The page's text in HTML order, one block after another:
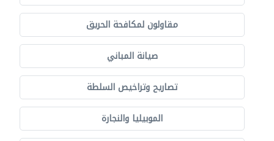
مقاولون لمكافحة الحريق
صيانة المباني
تصاريح وتراخيص السلطة
الموبيليا والنجارة